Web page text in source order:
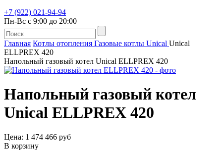
+7 (922) 021-94-94
Пн-Вс с 9:00 до 20:00
Главная Котлы отопления Газовые котлы Unical Unical
ELLPREX 420
Напольный газовый котел Unical ELLPREX 420
Напольный газовый котел
Unical ELLPREX 420
Цена: 1 474 466 руб
В корзину